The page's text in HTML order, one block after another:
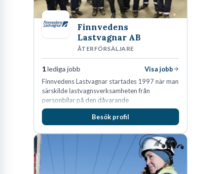
Finnvedens
Lastvagnar AB
ÅTERFÖRSÄLJARE
1lediga jobb
Visa jobb
Finnvedens Lastvagnar startades 1997 när man
särskilde lastvagnsverksamheten från
personbilar på den dåvarande
huvudanläggningen i Värnamo. Sedan dess har
man expanderat kraftigt genom ett antal
den största privata återförsäljaren av Volvo
Lastvagnar och finns representerade på 20
orter i södra Sverige.
Besök profil